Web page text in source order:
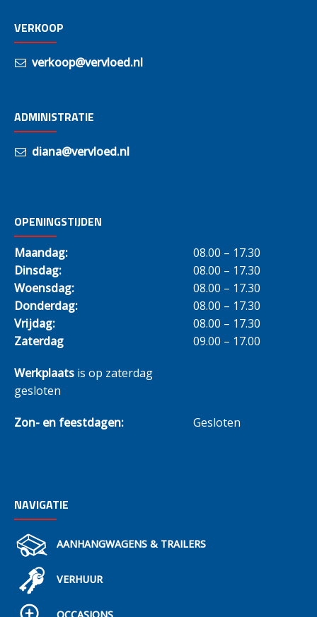
VERKOOP
verkoop@vervloed.nl
ADMINISTRATIE
diana@vervloed.nl
OPENINGSTIJDEN
Maandag:
08.00 – 17.30
Dinsdag:
08.00 – 17.30
Woensdag:
08.00 – 17.30
Donderdag:
08.00 – 17.30
Vrijdag:
08.00 – 17.30
Zaterdag
09.00 – 17.00
Werkplaats is op zaterdag
gesloten
Zon- en feestdagen: Gesloten
NAVIGATIE
AANHANGWAGENS & TRAILERS
VERHUUR
OCCASIONS